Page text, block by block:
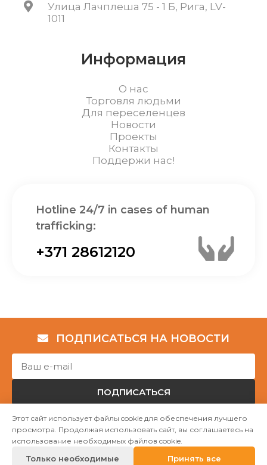
Улица Лачплеша 75 - 1 Б, Рига, LV-
1011
Информация
О нас
Торговля людьми
Для переселенцев
Новости
Проекты
Контакты
Поддержи нас!
Hotline 24/7 in cases of human
trafficking:
+371 28612120
ПОДПИСАТЬСЯ НА НОВОСТИ
ПОДПИСАТЬСЯ
Авторские права © НГО „Убежище "Надёжный дом""
Mājas lapu izstrāde WEBstyle.lv
Этот сайт использует файлы cookie для обеспечения лучшего
просмотра. Продолжая использовать сайт, вы соглашаетесь на
использование необходимых файлов cookie.
Только необходимые Принять все